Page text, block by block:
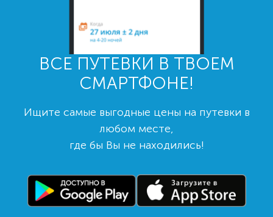
ВСЕ ПУТЕВКИ В ТВОЕМ
СМАРТФОНЕ!
Ищите самые выгодные цены на путевки в
любом месте,
где бы Вы не находились!